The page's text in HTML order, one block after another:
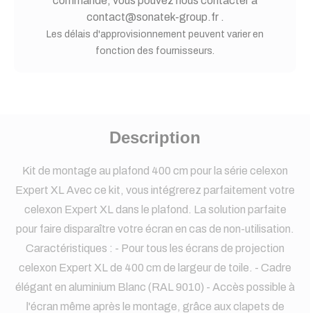
contact@sonatek-group.fr .
Les délais d'approvisionnement peuvent varier en
fonction des fournisseurs.
Description
Kit de montage au plafond 400 cm pour la série celexon
Expert XL Avec ce kit, vous intégrerez parfaitement votre
celexon Expert XL dans le plafond. La solution parfaite
pour faire disparaître votre écran en cas de non-utilisation.
Caractéristiques : - Pour tous les écrans de projection
celexon Expert XL de 400 cm de largeur de toile. - Cadre
élégant en aluminium Blanc (RAL 9010) - Accès possible à
l'écran même après le montage, grâce aux clapets de